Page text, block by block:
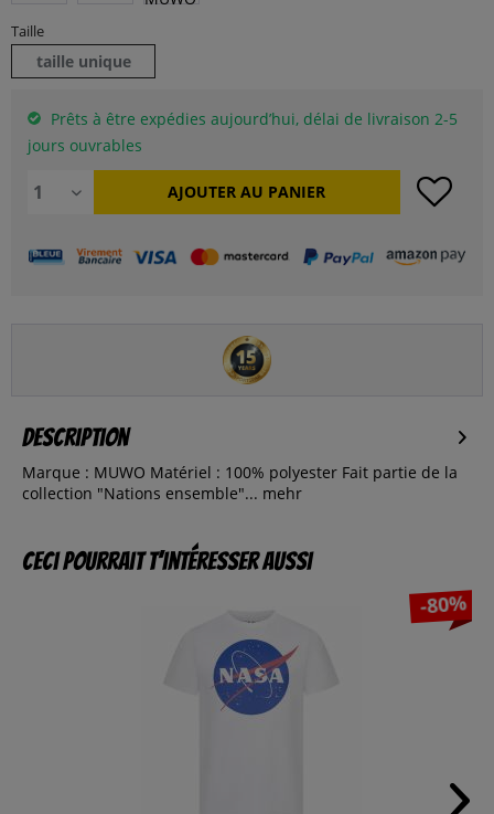
Taille
taille unique
Prêts à être expédies aujourd’hui, délai de livraison 2-5
jours ouvrables
AJOUTER AU PANIER
Description
Marque : MUWO Matériel : 100% polyester Fait partie de la
collection "Nations ensemble"... mehr
Ceci pourrait t’intéresser aussi
-80%